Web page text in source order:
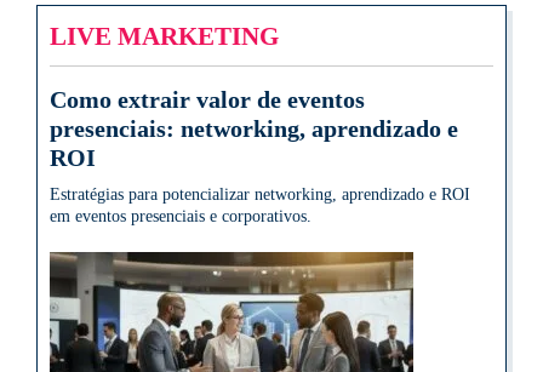
LIVE MARKETING
Como extrair valor de eventos
presenciais: networking, aprendizado e
ROI
Estratégias para potencializar networking, aprendizado e ROI
em eventos presenciais e corporativos.